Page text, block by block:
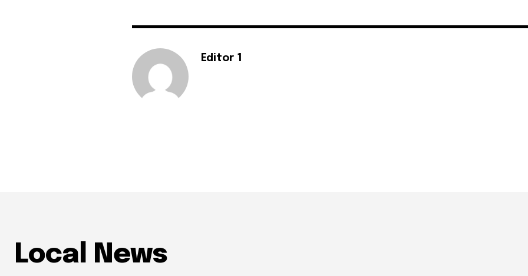
Editor 1
Local News